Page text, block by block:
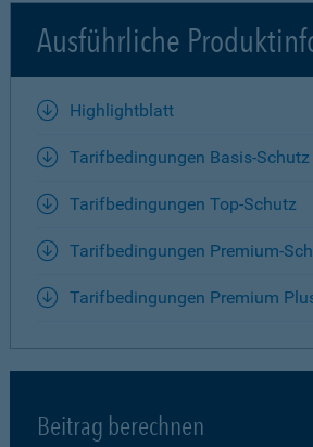
Ausführliche
Highlightblatt
Tarifbedingungen Basis-Schutz
Tarifbedingungen Top-Schutz
Tarifbedingungen Premium-
Tarifbedingungen Premium
Beitrag berechnen